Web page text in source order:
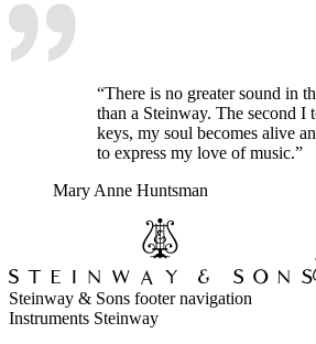
“There is no greater sound in
than a Steinway. The second I
keys, my soul becomes alive
to express my love of music.”
Mary Anne Huntsman
Steinway & Sons footer navigation
Instruments Steinway